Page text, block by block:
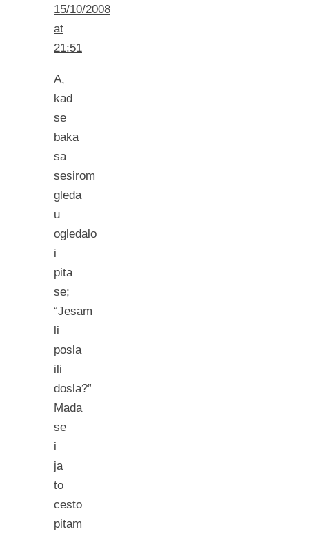
15/10/2008
at
21:51
A,
kad
se
baka
sa
sesirom
gleda
u
ogledalo
i
pita
se;
“Jesam
li
posla
ili
dosla?”
Mada
se
i
ja
to
cesto
pitam